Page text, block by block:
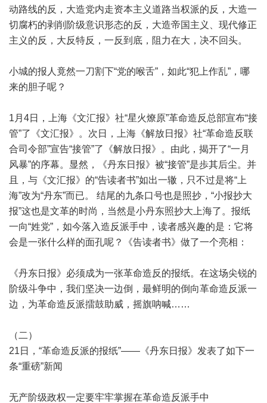
动路线的反，大造党内走资本主义道路当权派的反，大造一
切腐朽的剥削阶级意识形态的反，大造帝国主义、现代修正
主义的反，大反特反，一反到底，阻力在大，决不回头。
小城的报人竟然一刀割下“党的喉舌”，如此“犯上作乱”，哪
来的胆子呢？
1月4日，上海《文汇报》社“星火燎原”革命造反总部宣布“接
管”了《文汇报》。次日，上海《解放日报》社“革命造反联
合司令部”宣告“接管”了《解放日报》。由此，揭开了“一月
风暴”的序幕。显然，《丹东日报》被“接管”是歩其后尘。并
且，与《文汇报》的“告读者书”如出一辙，只不过是将“上
海”改为“丹东”而已。 结尾的九条口号也是照抄，“小报抄大
报”这也是文革的时尚，当然是小丹东照抄大上海了。报纸
一向“姓党”，如今落入造反派手中，读者感兴趣的是：它将
会是一张什么样的面孔呢？《告读者书》做了一个亮相：
《丹东日报》必须成为一张革命造反的报纸。在这场尖锐的
阶级斗争中，我们坚决一边倒，最鲜明的倒向革命造反派一
边，为革命造反派擂鼓助威，摇旗呐喊……
（二）
21日，“革命造反派的报纸”——《丹东日报》发表了如下一
条“重磅”新闻
无产阶级政权一定要牢牢掌握在革命造反派手中